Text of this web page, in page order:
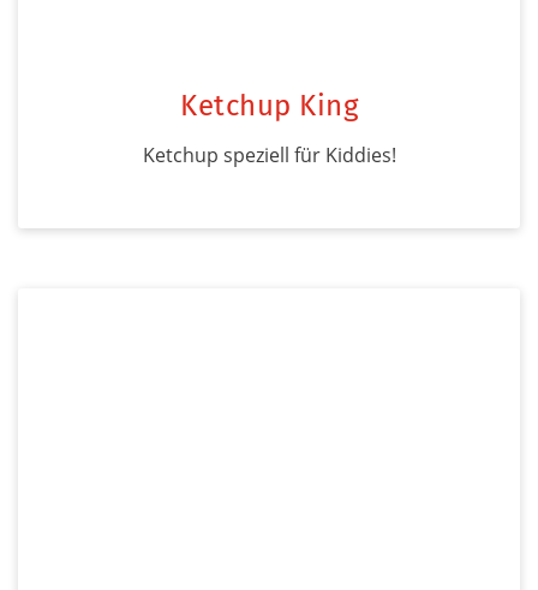
Ketchup King
Ketchup speziell für Kiddies!